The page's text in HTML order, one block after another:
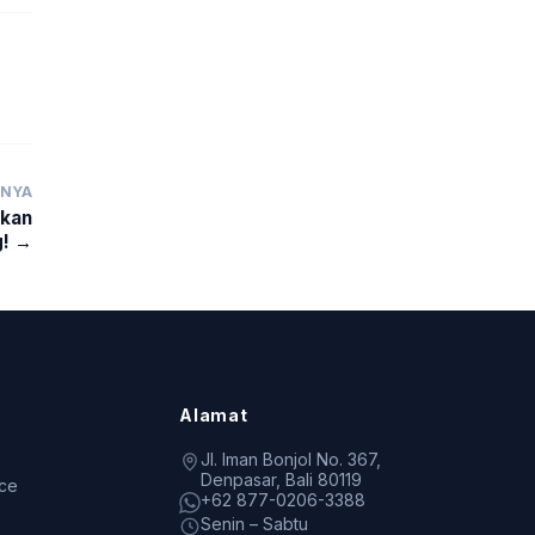
→
Alamat
Jl. Iman Bonjol No. 367,
Denpasar, Bali 80119
+62 877-0206-3388
Senin – Sabtu